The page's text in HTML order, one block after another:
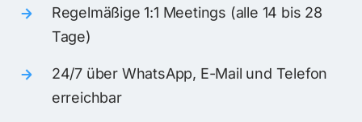
Regelmäßige 1:1 Meetings (alle 14 bis 28
Tage)
24/7 über WhatsApp, E-Mail und Telefon
erreichbar